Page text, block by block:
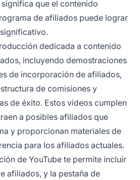
que el contenido
de afiliados puede lograr
dedicada a contenido
incluyendo demostraciones
de incorporación de afiliados,
de comisiones y
de éxito. Estos videos cumplen
a posibles afiliados que
y proporcionan materiales de
para los afiliados actuales.
de YouTube te permite incluir
afiliados, y la pestaña de